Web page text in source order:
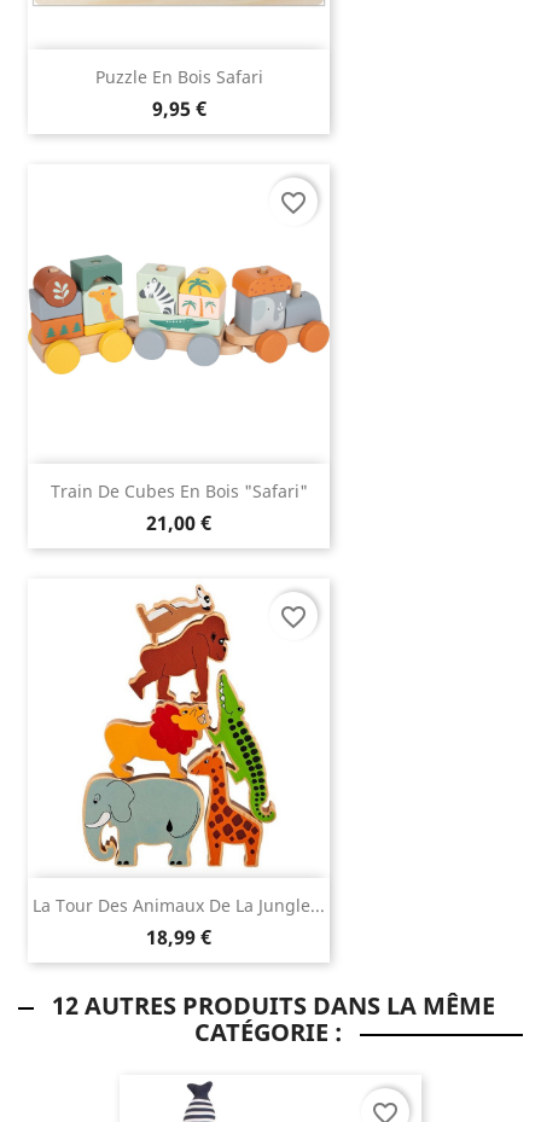
Puzzle En Bois Safari
9,95 €
Train De Cubes En Bois "Safari"
21,00 €
favorite_border
La Tour Des Animaux De La Jungle...
18,99 €
favorite_border
12 AUTRES PRODUITS DANS LA MÊME
CATÉGORIE :
favorite_border